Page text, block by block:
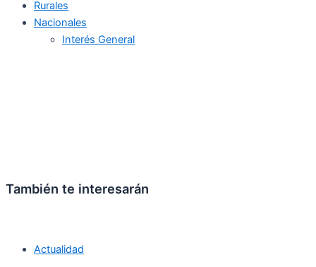
Rurales
Nacionales
Interés General
También te interesarán
Actualidad